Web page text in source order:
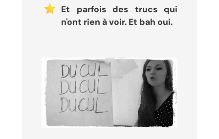
Et parfois des trucs qui
n'ont rien à voir. Et bah oui.